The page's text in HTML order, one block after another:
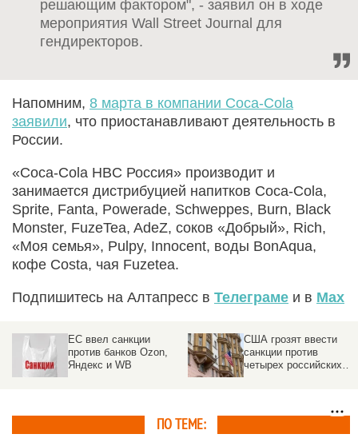
решающим фактором", - заявил он в ходе
мероприятия Wall Street Journal для
гендиректоров.
Напомним, 8 марта в компании Coca-Cola
заявили, что приостанавливают деятельность в
России.
«Coca-Cola HBC Россия» производит и
занимается дистрибуцией напитков Coca-Cola,
Sprite, Fanta, Powerade, Schweppes, Burn, Black
Monster, FuzeTea, AdeZ, соков «Добрый», Rich,
«Моя семья», Pulpy, Innocent, воды BonAqua,
кофе Costa, чая Fuzetea.
Подпишитесь на Алтапресс в Телеграме и в Max
ЕС ввел санкции
против банков Ozon,
Яндекс и WB
США грозят ввести
санкции против
четырех российских
ПО ТЕМЕ: